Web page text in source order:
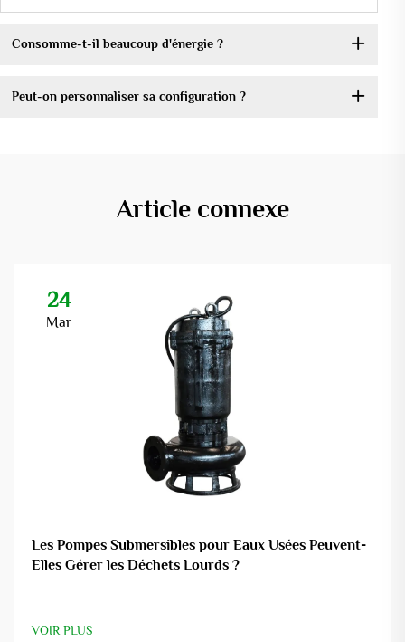
Consomme-t-il beaucoup d'énergie ?
Peut-on personnaliser sa configuration ?
Article connexe
24
Mar
Les Pompes Submersibles pour Eaux Usées Peuvent-
Elles Gérer les Déchets Lourds ?
VOIR PLUS